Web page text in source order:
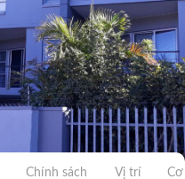
Chính sách Vị trí